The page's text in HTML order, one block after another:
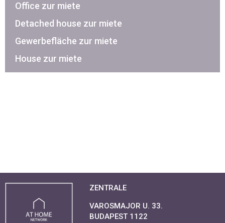
Office zur miete
Detached house zur miete
Gewerbefläche zur miete
House zur miete
ZENTRALE
VAROSMAJOR U. 33.
BUDAPEST 1122